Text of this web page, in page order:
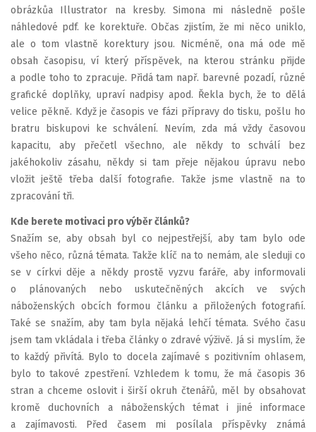
obrázkůa Illustrator na kresby. Simona mi následně pošle
náhledové pdf. ke korektuře. Občas zjistím, že mi něco uniklo,
ale o tom vlastně korektury jsou. Nicméně, ona má ode mě
obsah časopisu, ví který příspěvek, na kterou stránku přijde
a podle toho to zpracuje. Přidá tam např. barevné pozadí, různé
grafické doplňky, upraví nadpisy apod. Řekla bych, že to dělá
velice pěkně. Když je časopis ve fázi přípravy do tisku, pošlu ho
bratru biskupovi ke schválení. Nevím, zda má vždy časovou
kapacitu, aby přečetl všechno, ale někdy to schválí bez
jakéhokoliv zásahu, někdy si tam přeje nějakou úpravu nebo
vložit ještě třeba další fotografie. Takže jsme vlastně na to
zpracování tři.
Kde berete motivaci pro výběr článků?
Snažím se, aby obsah byl co nejpestřejší, aby tam bylo ode
všeho něco, různá témata. Takže klíč na to nemám, ale sleduji co
se v církvi děje a někdy prostě vyzvu faráře, aby informovali
o plánovaných nebo uskutečněných akcích ve svých
náboženských obcích formou článku a přiložených fotografií.
Také se snažím, aby tam byla nějaká lehčí témata. Svého času
jsem tam vkládala i třeba články o zdravé výživě. Já si myslím, že
to každý přivítá. Bylo to docela zajímavé s pozitivním ohlasem,
bylo to takové zpestření. Vzhledem k tomu, že má časopis 36
stran a chceme oslovit i širší okruh čtenářů, měl by obsahovat
kromě duchovních a náboženských témat i jiné informace
a zajímavosti. Před časem mi posílala příspěvky známá